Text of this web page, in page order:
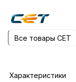
Все товары CET
Характеристики